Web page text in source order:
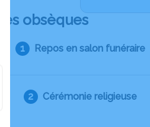
obsèques
Repos en salon funéraire
Cérémonie religieuse